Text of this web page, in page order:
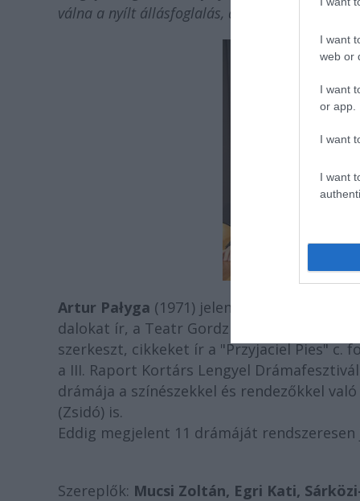
I want
web or
I want
or app.
I want
I want
válna a nyílt állásfoglalás, ami helyett valami
Artur Pałyga (1971) jelenleg Bielsko-
dalokat ír, a Teatr Gordzki szervezettel
szerkeszt, cikkeket ír a "Przyjaciel Pies" c.
a III. Raport Kortárs Lengyel
drámája a színészekkel és rendezőkkel
(Zsidó) is.
Eddig megjelent 11 drámáját
Szereplők: Mucsi Zoltán, Egri Kati,